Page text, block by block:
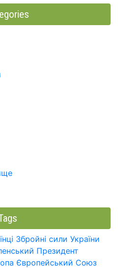
Збройні сили України
Президент
Європейський Союз